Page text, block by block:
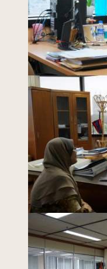
2022 © Jabatan
Kemajuan Orang
Asli (JAKOA)
Dasar Privasi|
Dasar
Keselamatan|
Penafian|Peta
Laman